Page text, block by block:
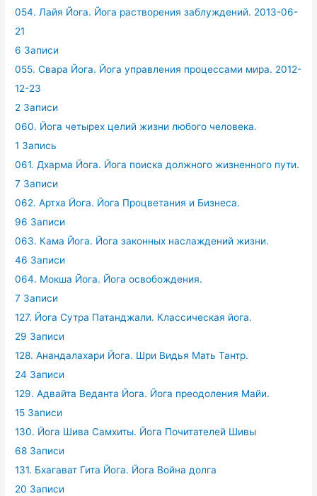
054. Лайя Йога. Йога растворения заблуждений. 2013-06-
21
6 Записи
055. Свара Йога. Йога управления процессами мира. 2012-
12-23
2 Записи
060. Йога четырех целий жизни любого человека.
1 Запись
061. Дхарма Йога. Йога поиска должного жизненного пути.
7 Записи
062. Артха Йога. Йога Процветания и Бизнеса.
96 Записи
063. Кама Йога. Йога законных наслаждений жизни.
46 Записи
064. Мокша Йога. Йога освобождения.
7 Записи
127. Йога Сутра Патанджали. Классическая йога.
29 Записи
128. Анандалахари Йога. Шри Видья Мать Тантр.
24 Записи
129. Адвайта Веданта Йога. Йога преодоления Майи.
15 Записи
130. Йога Шива Самхиты. Йога Почитателей Шивы
68 Записи
131. Бхагават Гита Йога. Йога Война долга
20 Записи